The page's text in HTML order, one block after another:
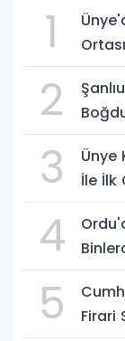
1
2
3
Ünye
İle İlk
4
5
Firari